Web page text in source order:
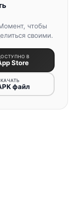
чтобы
своими.
В
Store
файл